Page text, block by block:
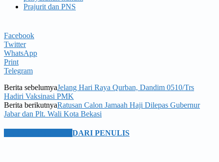
Prajurit dan PNS
Facebook
Twitter
WhatsApp
Print
Telegram
Berita sebelumyaJelang Hari Raya Qurban, Dandim 0510/Trs
Hadiri Vaksinasi PMK
Berita berikutnyaRatusan Calon Jamaah Haji Dilepas Gubernur
Jabar dan Plt. Wali Kota Bekasi
DARI PENULIS